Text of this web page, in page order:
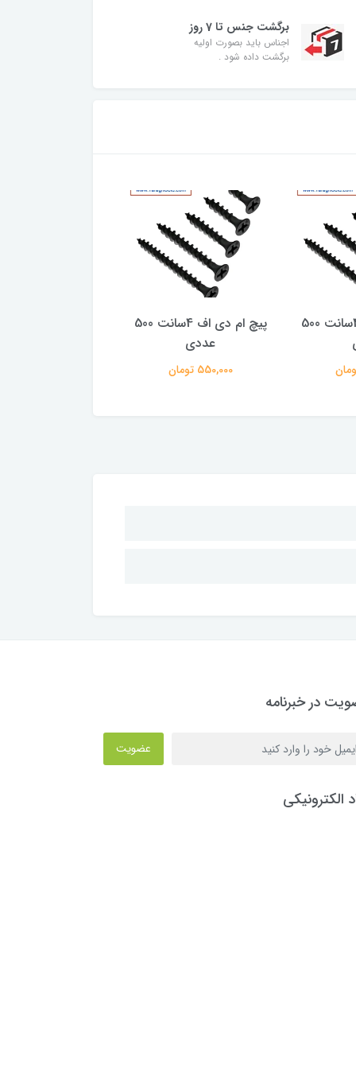
برگشت جنس تا 7 روز
اجناس باید بصورت اولیه
برگشت داده شود .
پیچ ام دی اف 4سانت 500
پیچ ام دی اف 4سانت 500
عددی
550,000 تومان
در خبرنامه
عضویت
الکترونیکی